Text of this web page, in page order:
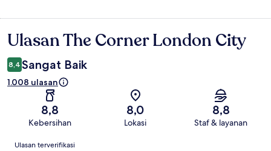
Ulasan
Ulasan The Corner London City
8,4 Sangat Baik
1.008 ulasan
8,8
Kebersihan
8,0
Lokasi
8,8
Staf & layanan
Ulasan
Ulasan terverifikasi